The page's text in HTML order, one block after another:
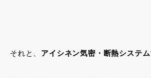
それと、 アイシネン気密・断熱システム